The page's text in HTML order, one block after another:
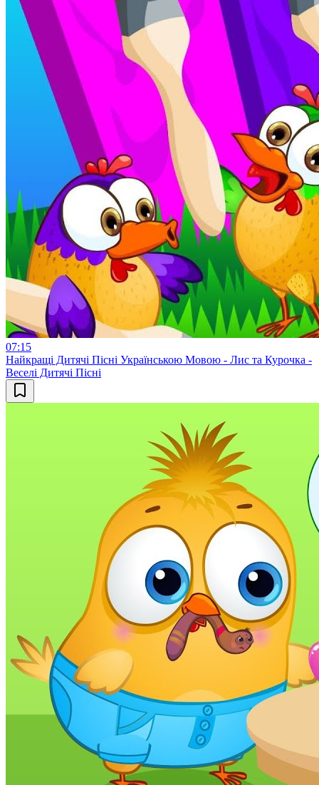
07:15
Найкращі Дитячі Пісні Українською Мовою - Лис та Курочка -
Веселі Дитячі Пісні